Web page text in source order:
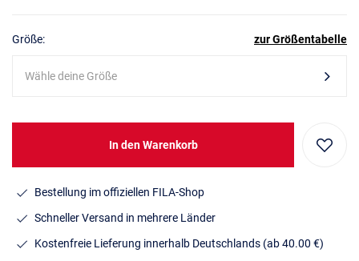
Größe: zur Größentabelle
Wähle deine Größe
In den Warenkorb
Bestellung im offiziellen FILA-Shop
Schneller Versand in mehrere Länder
Kostenfreie Lieferung innerhalb Deutschlands (ab 40.00 €)